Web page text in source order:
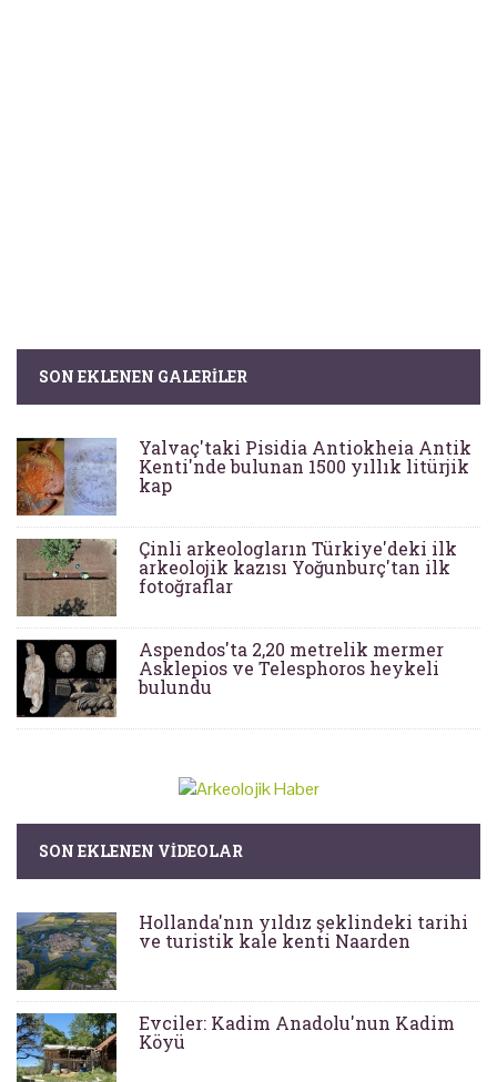
SON EKLENEN GALERILER
Yalvaç'taki Pisidia Antiokheia Antik
Kenti'nde bulunan 1500 yıllık litürjik
kap
Çinli arkeologların Türkiye'deki ilk
arkeolojik kazısı Yoğunburç'tan ilk
fotoğraflar
Aspendos'ta 2,20 metrelik mermer
Asklepios ve Telesphoros heykeli
bulundu
SON EKLENEN VIDEOLAR
Hollanda'nın yıldız şeklindeki tarihi
ve turistik kale kenti Naarden
Evciler: Kadim Anadolu'nun Kadim
Köyü